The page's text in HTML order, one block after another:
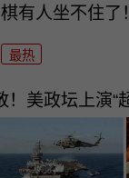
棋有人坐不住了！
最热
！美政坛上演“